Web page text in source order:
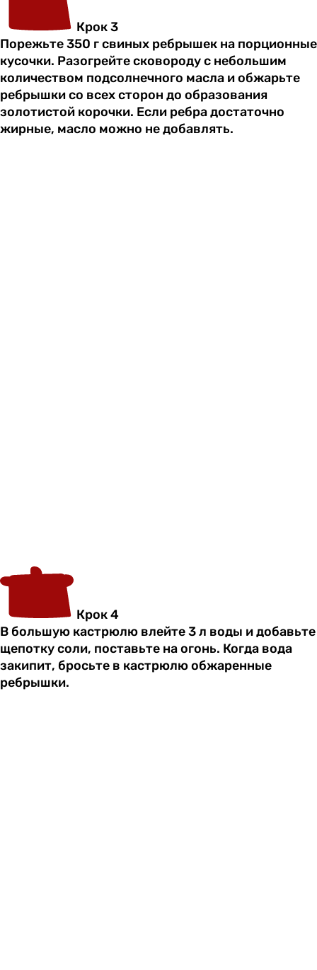
Крок 3
Порежьте 350 г свиных ребрышек на порционные
кусочки. Разогрейте сковороду с небольшим
количеством подсолнечного масла и обжарьте
ребрышки со всех сторон до образования
золотистой корочки. Если ребра достаточно
жирные, масло можно не добавлять.
Крок 4
В большую кастрюлю влейте 3 л воды и добавьте
щепотку соли, поставьте на огонь. Когда вода
закипит, бросьте в кастрюлю обжаренные
ребрышки.